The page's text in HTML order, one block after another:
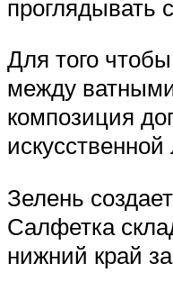
проглядывать
Для того
между
композиция
искусственной
Зелень
Салфетка
нижний край